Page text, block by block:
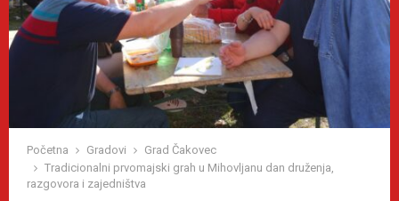
Početna Gradovi
Grad Čakovec
Tradicionalni prvomajski grah u Mihovljanu dan druženja,
razgovora i zajedništva